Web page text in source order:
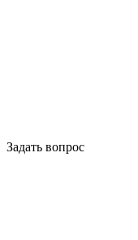
Задать вопрос